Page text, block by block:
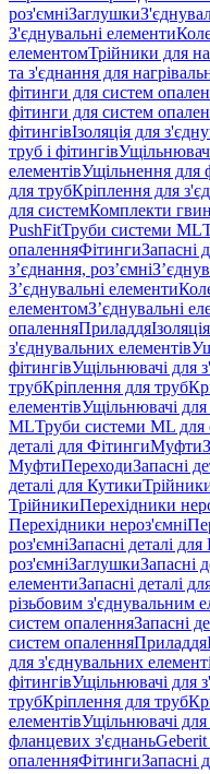
роз'ємніЗаглушки
З'єднувальні елементи
елементомТрійники для
та з'єднання для
фітинги для систем
фітинги для систем
фітингівІзоляція для
труб і фітингів
елементівУщільнення для
для трубКріплення для
для системКомплекти
PushFitТруби системи ML
опаленняФітингиЗапасні
з’єднання, роз’ємні
З’єднувальні елементи
елементомЗ’єднувальні
опаленняПриладдя
з'єднувальних елементів
фітингівУщільнювачі для
трубКріплення для труб
елементівУщільнювачі
MLТруби системи ML для
деталі для ФітингиМуфти
МуфтиПереходиЗапасні
деталі для Кутики
ТрійникиПерехідники
Перехідники нероз'ємні
роз'ємніЗапасні деталі
роз'ємніЗаглушкиЗапасні
елементиЗапасні деталі
різьбовим з'єднувальним
систем опаленняЗапасні
систем опаленняПриладдя
для з'єднувальних
фітингівУщільнювачі для
трубКріплення для труб
елементівУщільнювачі
фланцевих з'єднань
опаленняФітингиЗапасні